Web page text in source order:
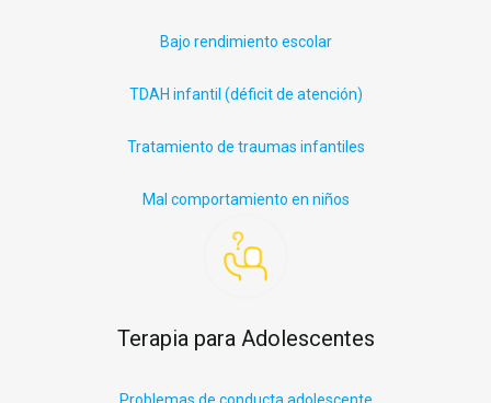
Bajo rendimiento escolar
TDAH infantil (déficitde atención)
Tratamiento de traumas infantiles
Mal comportamiento en niños
Terapia para Adolescentes